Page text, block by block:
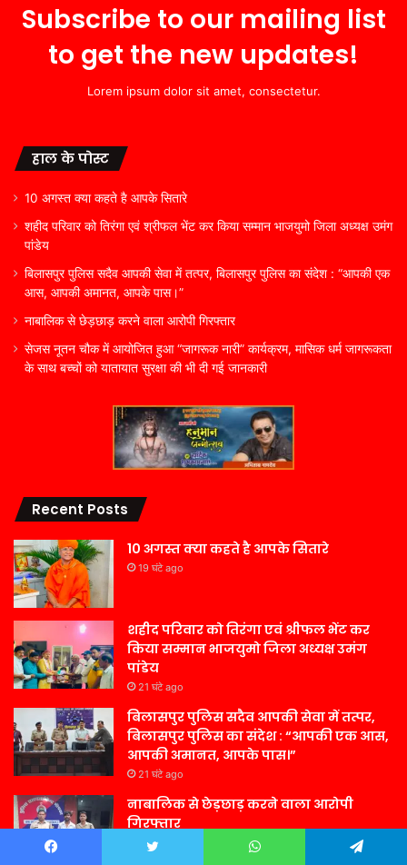
Subscribe to our mailing list
to get the new updates!
Lorem ipsum dolor sit amet, consectetur.
हाल के पोस्ट
10 अगस्त क्या कहते है आपके सितारे
शहीद परिवार को तिरंगा एवं श्रीफल भेंट कर किया सम्मान भाजयुमो जिला अध्यक्ष उमंग
पांडेय
बिलासपुर पुलिस सदैव आपकी सेवा में तत्पर, बिलासपुर पुलिस का संदेश : “आपकी एक
आस, आपकी अमानत, आपके पास।”
नाबालिक से छेड़छाड़ करने वाला आरोपी गिरफ्तार
सेजस नूतन चौक में आयोजित हुआ “जागरूक नारी” कार्यक्रम, मासिक धर्म जागरूकता
के साथ बच्चों को यातायात सुरक्षा की भी दी गई जानकारी
Recent Posts
10 अगस्त क्या कहते है आपके सितारे
19 घंटे ago
शहीद परिवार को तिरंगा एवं श्रीफल भेंट कर
किया सम्मान भाजयुमो जिला अध्यक्ष उमंग
पांडेय
21 घंटे ago
बिलासपुर पुलिस सदैव आपकी सेवा में तत्पर,
बिलासपुर पुलिस का संदेश : “आपकी एक आस,
आपकी अमानत, आपके पास।”
21 घंटे ago
नाबालिक से छेड़छाड़ करने वाला आरोपी
गिरफ्तार
21 घंटे ago